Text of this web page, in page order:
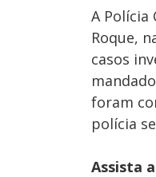
A Polícia
Roque,
casos
foram
polícia
Assista